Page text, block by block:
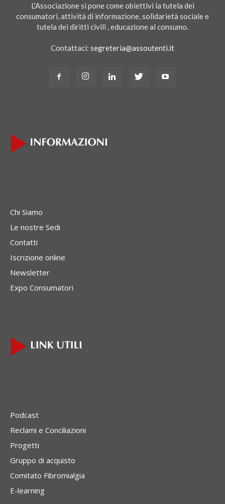
L'Associazione si pone come obiettivi la tutela dei
consumatori, attività di informazione, solidarietà sociale e
tutela dei diritti civili , educazione al consumo.
Contattaci: segreteria@assoutenti.it
Chi Siamo
Le nostre Sedi
Contatti
Iscrizione online
Newsletter
Expo Consumatori
Podcast
Reclami e Conciliazioni
Progetti
Gruppo di acquisto
Comitato Fibromialgia
E-learning